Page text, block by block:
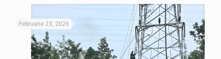
Februarie 23, 2026